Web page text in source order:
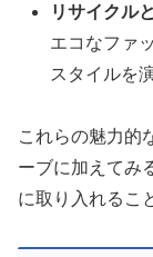
リサイクル
エコなファ
スタイルを
これらの魅力的
ーブに加えてみ
に取り入れるこ